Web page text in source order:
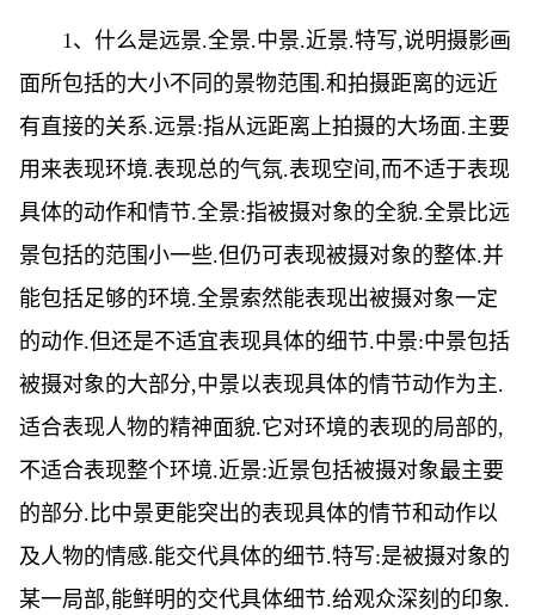
1、什么是远景.全景.中景.近景.特写,说明摄影画
面所包括的大小不同的景物范围.和拍摄距离的远近
有直接的关系.远景:指从远距离上拍摄的大场面.主要
用来表现环境.表现总的气氛.表现空间,而不适于表现
具体的动作和情节.全景:指被摄对象的全貌.全景比远
景包括的范围小一些.但仍可表现被摄对象的整体.并
能包括足够的环境.全景索然能表现出被摄对象一定
的动作.但还是不适宜表现具体的细节.中景:中景包括
被摄对象的大部分,中景以表现具体的情节动作为主.
适合表现人物的精神面貌.它对环境的表现的局部的,
不适合表现整个环境.近景:近景包括被摄对象最主要
的部分.比中景更能突出的表现具体的情节和动作以
及人物的情感.能交代具体的细节.特写:是被摄对象的
某一局部,能鲜明的交代具体细节.给观众深刻的印象.